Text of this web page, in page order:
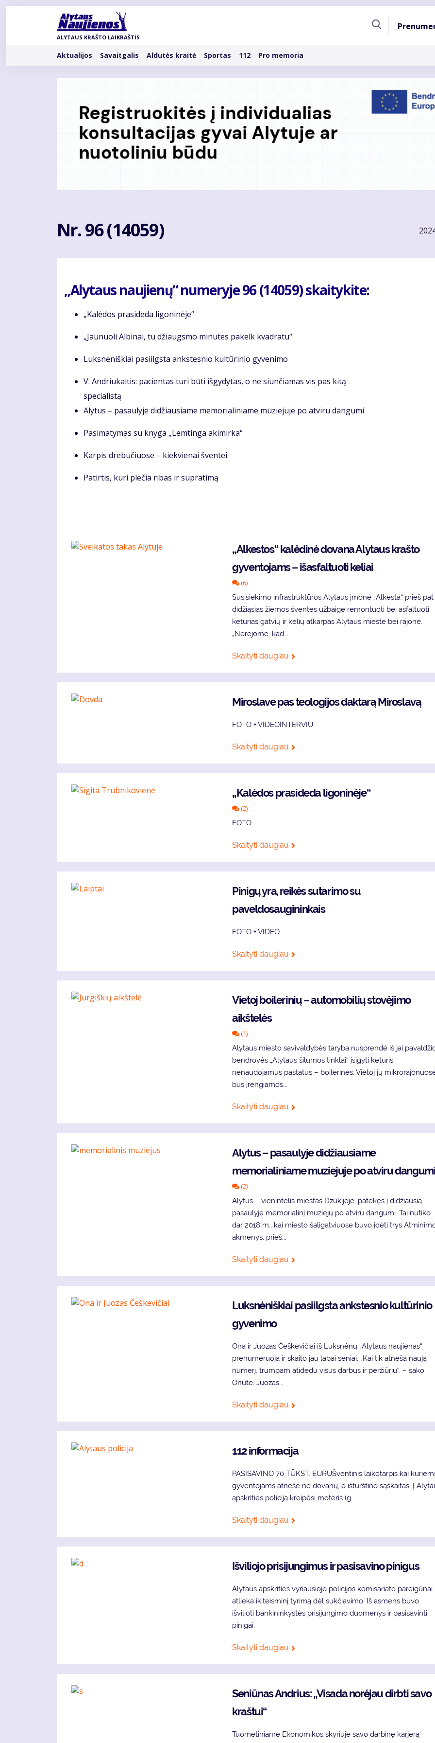
Pereiti
ALYTAUS KRAŠTO LAIKRAŠTIS
Rubrikos
Aktualijos Savaitgalis Aldutės kraitė Sportas 112 Pro memoria
Nr. 96 (14059)
„Alytaus naujienų“ numeryje 96 (14059) skaitykite:
„Kalėdos prasideda ligoninėje“
„Jaunuoli Albinai, tu džiaugsmo minutes pakelk kvadratu“
Luksnėniškiai pasiilgsta ankstesnio kultūrinio gyvenimo
V. Andriukaitis: pacientas turi būti išgydytas, o ne siunčiamas vis pas kitą
specialistą
Alytus – pasaulyje didžiausiame memorialiniame muziejuje po atviru dangumi
Pasimatymas su knyga „Lemtinga akimirka“
Karpis drebučiuose – kiekvienai šventei
Patirtis, kuri plečia ribas ir supratimą
„Alkestos“ kalėdinė dovana Alytaus krašto
gyventojams – išasfaltuoti keliai
(6)
Susisiekimo infrastruktūros Alytaus įmonė „Alkesta“ prieš pat
didžiąsias žiemos šventes užbaigė remontuoti bei asfaltuoti
keturias gatvių ir kelių atkarpas Alytaus mieste bei rajone.
„Norėjome, kad...
Skaityti daugiau
Miroslave pas teologijos daktarą Miroslavą
FOTO + VIDEOINTERVIU
Skaityti daugiau
„Kalėdos prasideda ligoninėje“
(2)
FOTO
Skaityti daugiau
Pinigų yra, reikės sutarimo su
paveldosaugininkais
FOTO + VIDEO
Skaityti daugiau
Vietoj boilerinių – automobilių stovėjimo
aikštelės
(1)
Alytaus miesto savivaldybės taryba nusprendė iš jai
bendrovės „Alytaus šilumos tinklai“ įsigyti keturis
nenaudojamus pastatus – boilerines. Vietoj jų
bus įrengiamos...
Skaityti daugiau
Alytus – pasaulyje didžiausiame
memorialiniame muziejuje po atviru
(2)
Alytus – vienintelis miestas Dzūkijoje, patekęs į didžiausią
pasaulyje memorialinį muziejų po atviru dangumi. Tai nutiko
dar 2018 m., kai miesto šaligatviuose buvo įdėti trys
akmenys, prieš...
Skaityti daugiau
Luksnėniškiai pasiilgsta ankstesnio kultūrinio
gyvenimo
Ona ir Juozas Češkevičiai iš Luksnėnų „Alytaus naujienas“
prenumeruoja ir skaito jau labai seniai. „Kai tik atneša naują
numerį, trumpam atidedu visus darbus ir peržiūriu“, – sako
Onutė. Juozas...
Skaityti daugiau
112 informacija
PASISAVINO 70 TŪKST. EURŲŠventinis laikotarpis kai
gyventojams atnešė ne dovanų, o išturštino sąskaitas. Į
apskrities policiją kreipėsi moteris (g.
Skaityti daugiau
Išviliojo prisijungimus ir pasisavino pinigus
Alytaus apskrities vyriausiojo policijos komisariato pareigūnai
atlieka ikiteisminį tyrimą dėl sukčiavimo. Iš asmens buvo
išvilioti bankininkystės prisijungimo duomenys ir pasisavinti
pinigai.
Skaityti daugiau
Seniūnas Andrius: „Visada norėjau dirbti savo
kraštui“
Tuometiniame Ekonomikos skyriuje savo darbinę karjerą